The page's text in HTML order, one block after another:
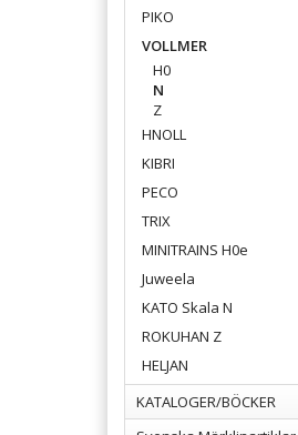
PIKO
VOLLMER
H0
N
Z
HNOLL
KIBRI
PECO
TRIX
MINITRAINS H0e
Juweela
KATO Skala N
ROKUHAN Z
HELJAN
KATALOGER/BÖCKER